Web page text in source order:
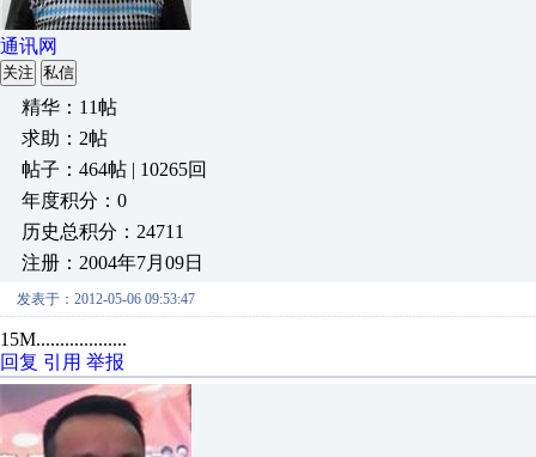
通讯网
关注 私信
精华：11帖
求助：2帖
帖子：464帖 | 10265回
年度积分：0
历史总积分：24711
注册：2004年7月09日
发表于：2012-05-06 09:53:47
15M...................
回复 引用 举报